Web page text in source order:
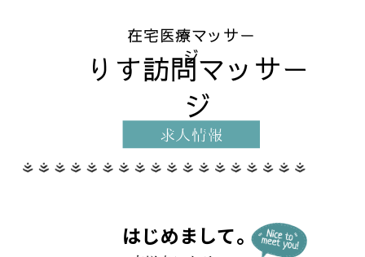
求人情報
りす訪問マッサー
ジ
在宅医療マッサー
ジ
はじめまして。